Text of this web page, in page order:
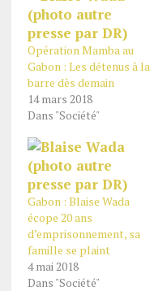
Opération Mamba au
Gabon : Les détenus à la
barre dès demain
14 mars 2018
Dans "Société"
Gabon : Blaise Wada
écope 20 ans
d’emprisonnement, sa
famille se plaint
4 mai 2018
Dans "Société"